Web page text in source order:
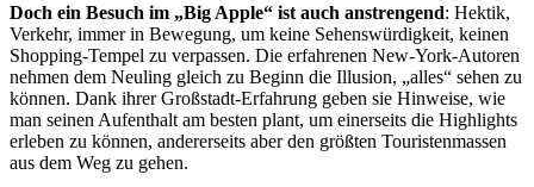
Doch ein Besuch im „Big Apple“ ist auch anstrengend: Hektik,
Verkehr, immer in Bewegung, um keine Sehenswürdigkeit, keinen
Shopping-Tempel zu verpassen. Die erfahrenen New-York-Autoren
nehmen dem Neuling gleich zu Beginn die Illusion, „alles“ sehen zu
können. Dank ihrer Großstadt-Erfahrung geben sie Hinweise, wie
man seinen Aufenthalt am besten plant, um einerseits die Highlights
erleben zu können, andererseits aber den größten Touristenmassen
aus dem Weg zu gehen.